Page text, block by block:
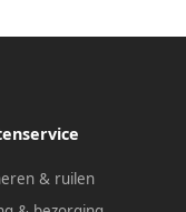
& ruilen